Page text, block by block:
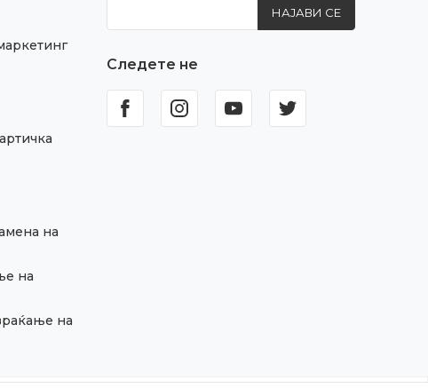
на
на
на
НАЈАВИ СЕ
Следете не